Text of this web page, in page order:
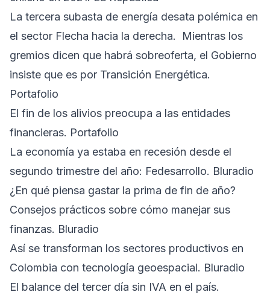
La tercera subasta de energía desata polémica en
el sector Flecha hacia la derecha. Mientras los
gremios dicen que habrá sobreoferta, el Gobierno
insiste que es por Transición Energética.
Portafolio
El fin de los alivios preocupa a las entidades
financieras. Portafolio
La economía ya estaba en recesión desde el
segundo trimestre del año: Fedesarrollo. Bluradio
¿En qué piensa gastar la prima de fin de año?
Consejos prácticos sobre cómo manejar sus
finanzas. Bluradio
Así se transforman los sectores productivos en
Colombia con tecnología geoespacial. Bluradio
El balance del tercer día sin IVA en el país.